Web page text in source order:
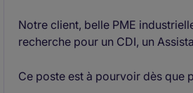
Notre client, belle PME
recherche pour un CDI, un
Ce poste est à pourvoir dès que